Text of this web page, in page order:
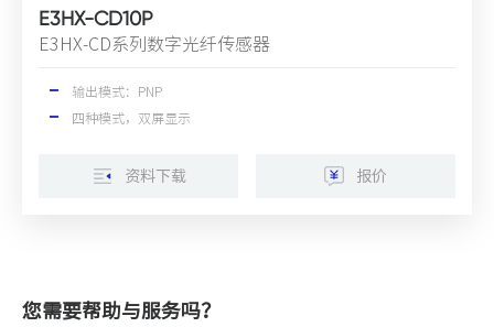
E3HX-CD10P
E3HX-CD系列数字光纤传感器
输出模式：PNP
四种模式，双屏显示
资料下载 报价
您需要帮助与服务吗？